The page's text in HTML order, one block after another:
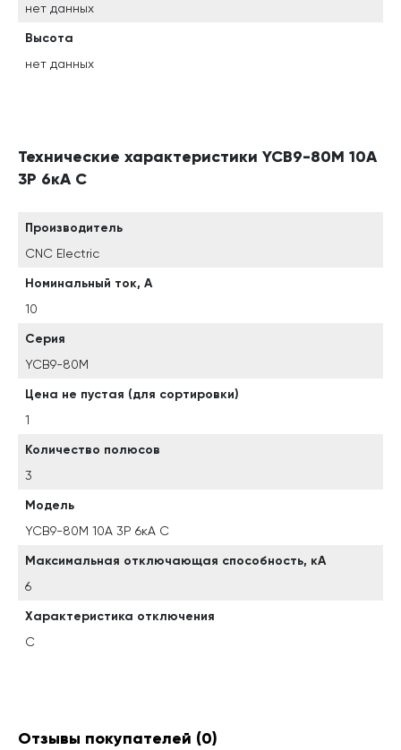
нет данных
Высота
нет данных
Технические характеристики YCB9-80M 10А
3P 6кА C
Производитель
CNC Electric
Номинальный ток, А
10
Серия
YCB9-80M
Цена не пустая (для сортировки)
1
Количество полюсов
3
Модель
YCB9-80M 10А 3P 6кА C
Максимальная отключающая способность, кА
6
Характеристика отключения
C
Отзывы покупателей (0)